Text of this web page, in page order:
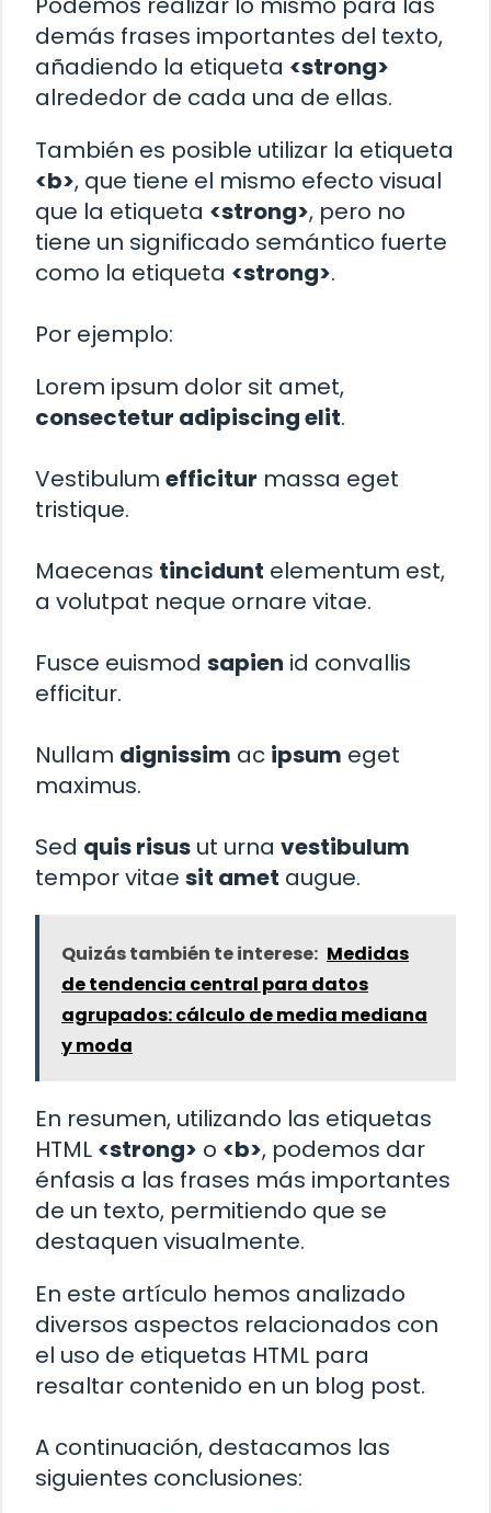
demás frases importantes del texto,
añadiendo la etiqueta <strong>
alrededor de cada una de ellas.
También es posible utilizar la etiqueta
<b>, que tiene el mismo efecto visual
que la etiqueta <strong>, pero no
tiene un significado semántico fuerte
como la etiqueta <strong>.
Por ejemplo:
Lorem ipsum dolor sit amet,
consectetur adipiscing elit.
Vestibulum efficitur massa eget
tristique.
Maecenas tincidunt elementum est,
a volutpat neque ornare vitae.
Fusce euismod sapien id convallis
efficitur.
Nullam dignissim ac ipsum eget
maximus.
Sed quis risus ut urna vestibulum
tempor vitae sit amet augue.
Quizás también te interese: Medidas
de tendencia central para datos
agrupados: cálculo de media mediana
y moda
En resumen, utilizando las etiquetas
HTML <strong> o <b>, podemos dar
énfasis a las frases más importantes
de un texto, permitiendo que se
destaquen visualmente.
En este artículo hemos analizado
diversos aspectos relacionados con
el uso de etiquetas HTML para
resaltar contenido en un blog post.
A continuación, destacamos las
siguientes conclusiones: